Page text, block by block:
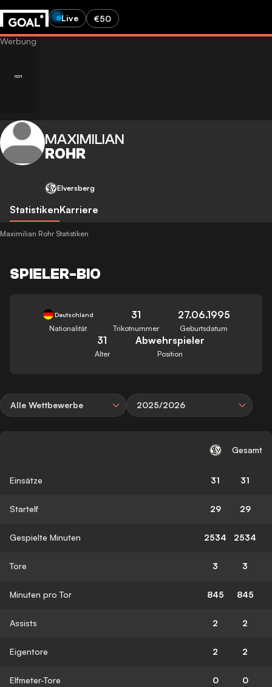
Live €50
MAXIMILIAN
ROHR
Elversberg
StatistikenKarriere
Maximilian Rohr Statistiken
SPIELER-BIO
Deutschland
Nationalität
31
Trikotnummer
27.06.1995
Geburtsdatum
31
Alter
Abwehrspieler
Position
Alle Wettbewerbe 2025/2026
Gesamt
Einsätze 31 31
Startelf 29 29
Gespielte Minuten 2534 2534
Tore 3 3
Minuten pro Tor 845 845
Assists 2 2
Eigentore 2 2
Elfmeter-Tore 0 0